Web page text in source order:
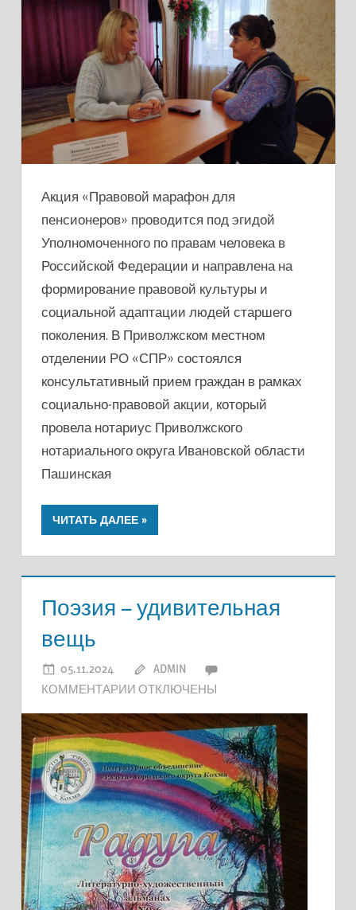
ПРАВОВОЙ
МАРАФОН
ДЛЯ
ПЕНСИОНЕРОВ
Акция «Правовой марафон для
пенсионеров» проводится под эгидой
Уполномоченного по правам человека в
Российской Федерации и направлена на
формирование правовой культуры и
социальной адаптации людей старшего
поколения. В Приволжском местном
отделении РО «СПР» состоялся
консультативный прием граждан в рамках
социально-правовой акции, который
провела нотариус Приволжского
нотариального округа Ивановской области
Пашинская
ЧИТАТЬ ДАЛЕЕ
Поэзия – удивительная
вещь
05.11.2024
ADMIN
КОММЕНТАРИИ К
ПОЭЗИЯ
–
УДИВИТЕЛЬНАЯ
ВЕЩЬ
ОТКЛЮЧЕНЫ